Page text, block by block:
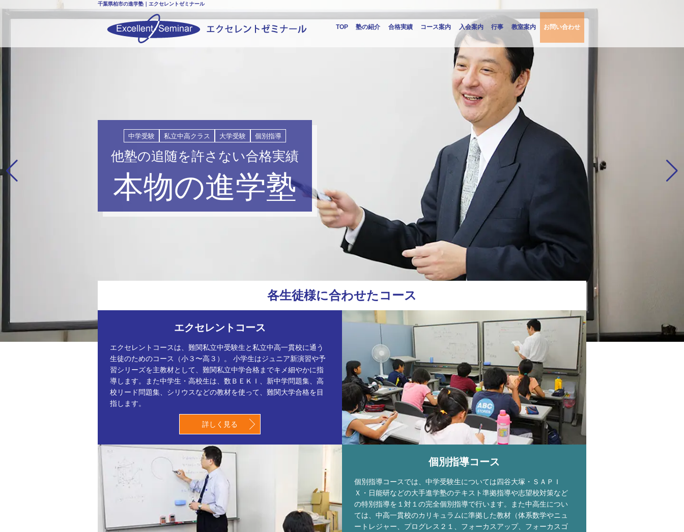
千葉県柏市の進学塾｜エクセレントゼミナール
TOP 塾の紹介 合格実績 コース案内 入会案内 行事 教室案内 お問い合わせ
中学受験 私立中高クラス 大学受験 個別指導
他塾の追随を許さない合格実績
本物の進学塾
各生徒様に合わせたコース
エクセレントコース
エクセレントコースは、難関私立中受験生と私立中高一貫校に通う
生徒のためのコース（小３〜高３）。 小学生はジュニア新演習や予
習シリーズを主教材として、難関私立中学合格までキメ細やかに指
導します。また中学生・高校生は、数ＢＥＫＩ、新中学問題集、高
校リード問題集、シリウスなどの教材を使って、難関大学合格を目
指します。
詳しく見る
個別指導コース
個別指導コースでは、中学受験生については四谷大塚・ＳＡＰＩ
Ｘ・日能研などの大手進学塾のテキスト準拠指導や志望校対策など
の特別指導を１対１の完全個別指導で行います。また中高生につい
ては、中高一貫校のカリキュラムに準拠した教材（体系数学やニュ
ートレジャー、プログレス２１、フォーカスアップ、フォーカスゴ